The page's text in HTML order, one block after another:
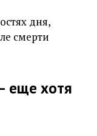
дня,
смерти
еще хотя